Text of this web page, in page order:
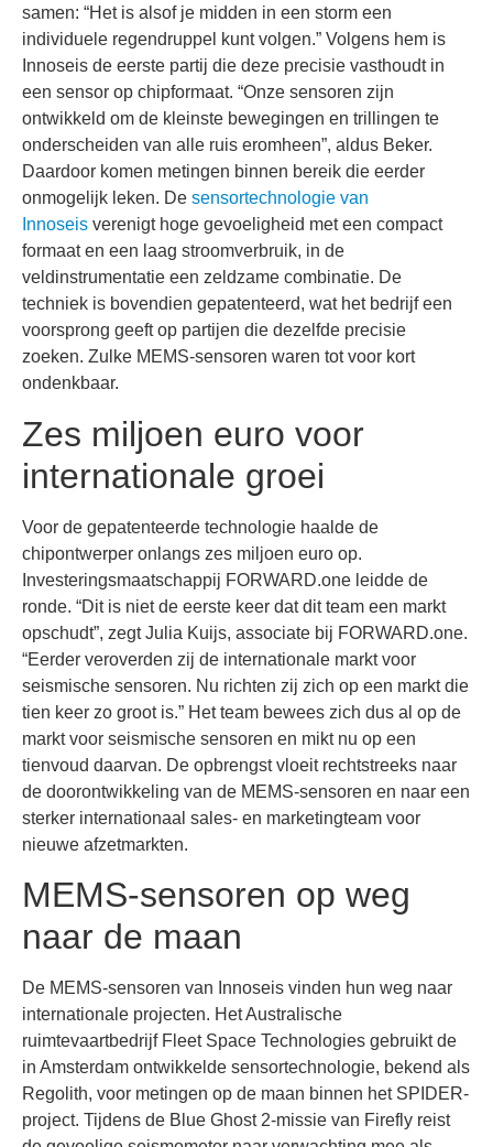
samen: “Het is alsof je midden in een storm een
individuele regendruppel kunt volgen.” Volgens hem is
Innoseis de eerste partij die deze precisie vasthoudt in
een sensor op chipformaat. “Onze sensoren zijn
ontwikkeld om de kleinste bewegingen en trillingen te
onderscheiden van alle ruis eromheen”, aldus Beker.
Daardoor komen metingen binnen bereik die eerder
onmogelijk leken. De sensortechnologie van
Innoseis verenigt hoge gevoeligheid met een compact
formaat en een laag stroomverbruik, in de
veldinstrumentatie een zeldzame combinatie. De
techniek is bovendien gepatenteerd, wat het bedrijf een
voorsprong geeft op partijen die dezelfde precisie
zoeken. Zulke MEMS-sensoren waren tot voor kort
ondenkbaar.
Zes miljoen euro voor
internationale groei
Voor de gepatenteerde technologie haalde de
chipontwerper onlangs zes miljoen euro op.
Investeringsmaatschappij FORWARD.one leidde de
ronde. “Dit is niet de eerste keer dat dit team een markt
opschudt”, zegt Julia Kuijs, associate bij FORWARD.one.
“Eerder veroverden zij de internationale markt voor
seismische sensoren. Nu richten zij zich op een markt die
tien keer zo groot is.” Het team bewees zich dus al op de
markt voor seismische sensoren en mikt nu op een
tienvoud daarvan. De opbrengst vloeit rechtstreeks naar
de doorontwikkeling van de MEMS-sensoren en naar een
sterker internationaal sales- en marketingteam voor
nieuwe afzetmarkten.
MEMS-sensoren op weg
naar de maan
De MEMS-sensoren van Innoseis vinden hun weg naar
internationale projecten. Het Australische
ruimtevaartbedrijf Fleet Space Technologies gebruikt de
in Amsterdam ontwikkelde sensortechnologie, bekend als
Regolith, voor metingen op de maan binnen het SPIDER-
project. Tijdens de Blue Ghost 2-missie van Firefly reist